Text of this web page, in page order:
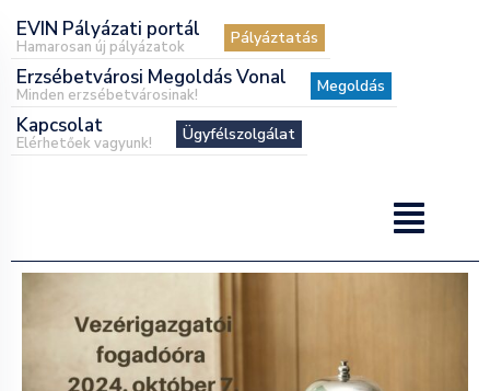
EVIN Pályázati portál
Hamarosan új pályázatok Pályáztatás
Erzsébetvárosi Megoldás Vonal
Minden erzsébetvárosinak! Megoldás
Kapcsolat
Elérhetőek vagyunk! Ügyfélszolgálat